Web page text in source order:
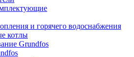
и горячего водоснабжения
котлы
Grundfos